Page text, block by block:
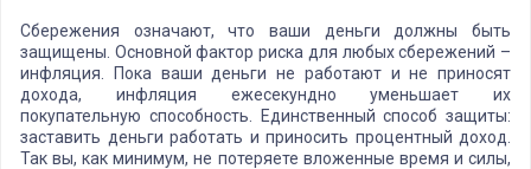
Сбережения означают, что ваши деньги должны быть
защищены. Основной фактор риска для любых сбережений –
инфляция. Пока ваши деньги не работают и не приносят
дохода, инфляция ежесекундно уменьшает их
покупательную способность. Единственный способ защиты:
заставить деньги работать и приносить процентный доход.
Так вы, как минимум, не потеряете вложенные время и силы,